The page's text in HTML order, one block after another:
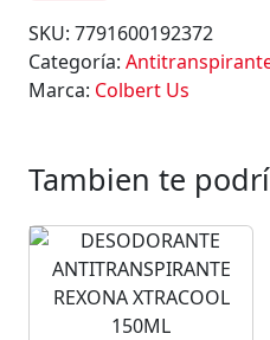
SKU: 7791600192372
Categoría:
Marca: Colbert Us
Tambien te